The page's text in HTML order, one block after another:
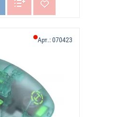
Арт.:070423